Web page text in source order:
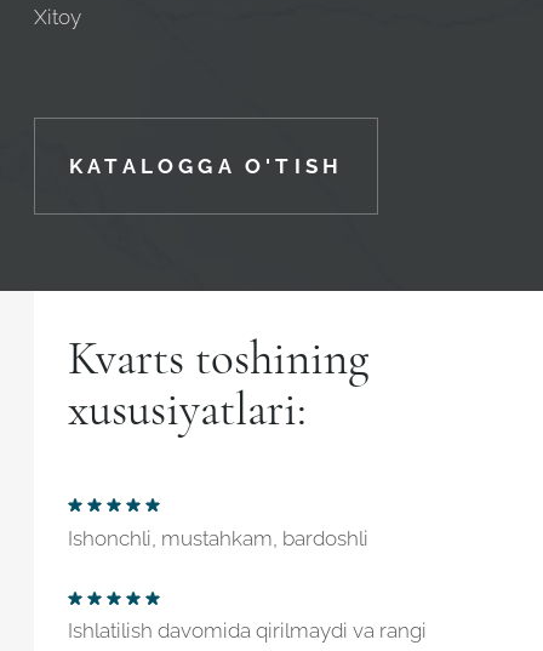
Xitoy
KATALOGGA O'TISH
Kvarts toshining
xususiyatlari:
Ishonchli, mustahkam, bardoshli
Ishlatilish davomida qirilmaydi va rangi